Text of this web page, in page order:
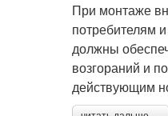
При монтаже
потребителям
должны
возгораний и
действующим